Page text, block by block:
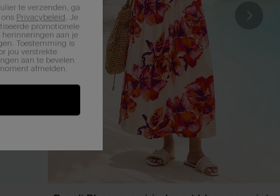
te verzenden, ga
Privacybeleid. Je
promotionele
herinneringen aan je
Toestemming is
jou verstrekte
aan te bevelen
afmelden.